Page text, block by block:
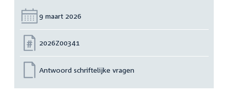
Datum:
9 maart 2026
Nummer:
2026Z00341
Antwoord schriftelijke vragen